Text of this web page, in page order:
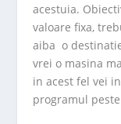
acestuia.
valoare fixa,
aiba o
vrei o masina
in acest fel vei
programul